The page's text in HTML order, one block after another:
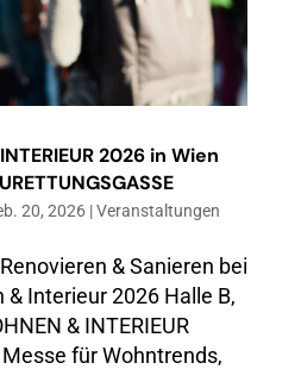
2026 in Wien
20, 2026|Veranstaltungen
& Sanieren bei
Interieur 2026 Halle B,
& INTERIEUR
für Wohntrends,